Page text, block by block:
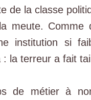
de la classe
meute.
institution si
la terreur a fait
de métier à